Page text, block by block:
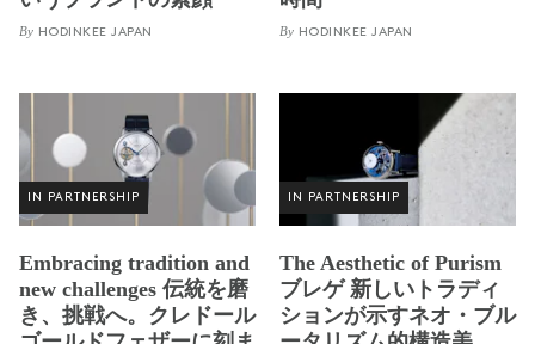
By HODINKEE JAPAN By HODINKEE JAPAN
IN PARTNERSHIP
Embracing tradition and
new challenges 伝統を磨
き、挑戦へ。クレドール
IN PARTNERSHIP
The Aesthetic of Purism
ブレゲ 新しいトラディ
ションが示すネオ・ブル